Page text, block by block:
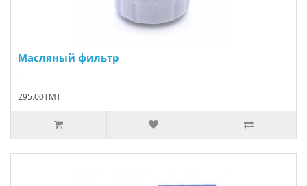
Масляный фильтр
..
295.00TMT